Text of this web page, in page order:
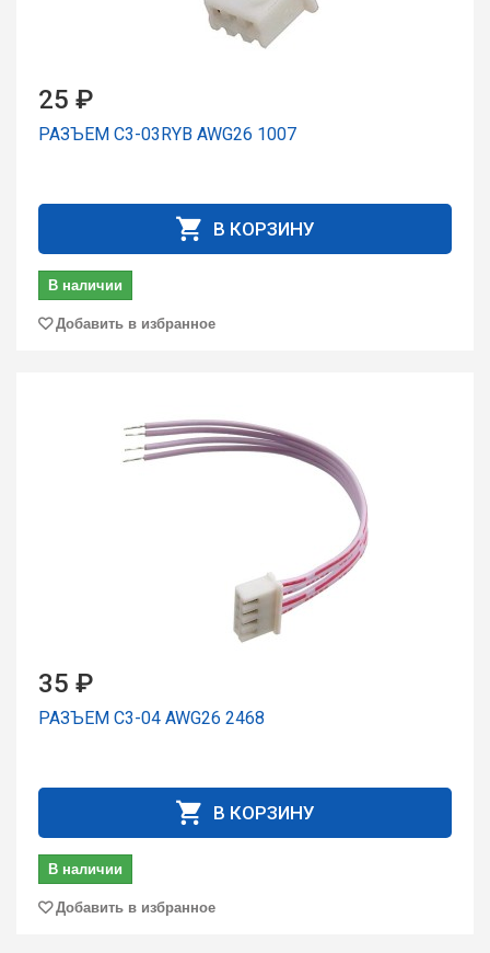
25 ₽
РАЗЪЕМ C3-03RYB AWG26 1007
В КОРЗИНУ
В наличии
Добавить в избранное
35 ₽
РАЗЪЕМ C3-04 AWG26 2468
В КОРЗИНУ
В наличии
Добавить в избранное